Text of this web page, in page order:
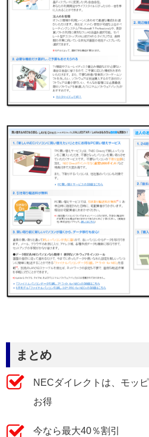
まとめ
NECダイレクトは、モッ
お得
今なら最大40％割引